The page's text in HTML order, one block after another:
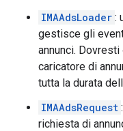
IMAAdsLoader :
gestisce gli
annunci.
caricatore di
tutta la durata
IMAAdsRequest
richiesta di